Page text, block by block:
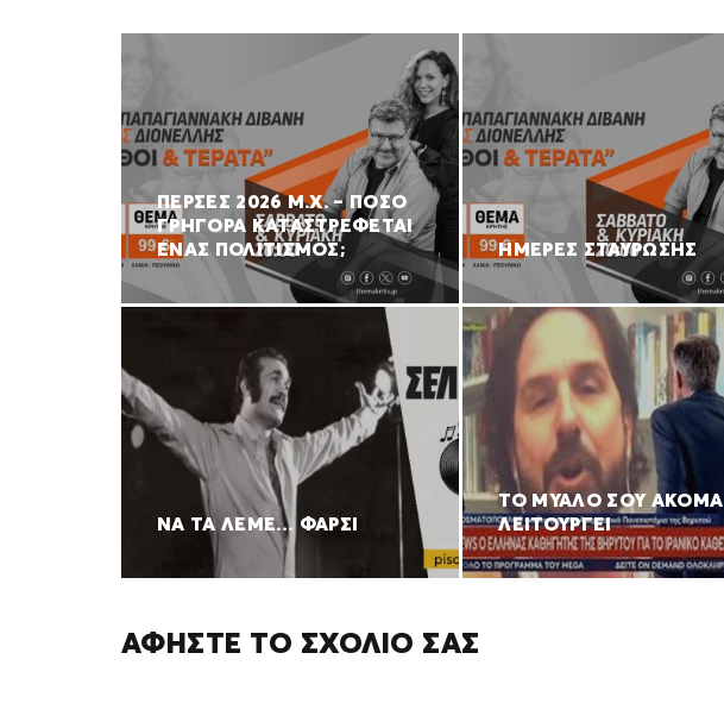
ΠΕΡΣΕΣ 2026 Μ.Χ. – ΠΟΣΟ
ΓΡΗΓΟΡΑ ΚΑΤΑΣΤΡΕΦΕΤΑΙ
ΕΝΑΣ ΠΟΛΙΤΙΣΜΟΣ;
ΗΜΕΡΕΣ ΣΤΑΥΡΩΣΗΣ
ΝΑ ΤΑ ΛΕΜΕ… ΦΑΡΣΙ
ΤΟ ΜΥΑΛΟ ΣΟΥ ΑΚΟΜΑ
ΛΕΙΤΟΥΡΓΕΙ
ΑΦΉΣΤΕ ΤΟ ΣΧΌΛΙΌ ΣΑΣ